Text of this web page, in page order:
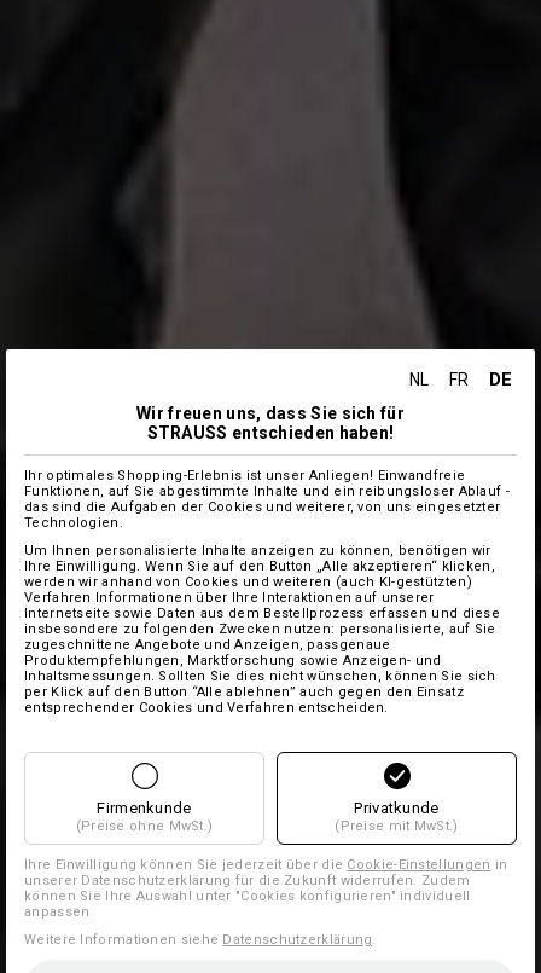
NL FR DE
Wir freuen uns, dass Sie sich für
STRAUSS entschieden haben!
Ihr optimales Shopping-Erlebnis ist unser Anliegen! Einwandfreie
Funktionen, auf Sie abgestimmte Inhalte und ein reibungsloser Ablauf -
das sind die Aufgaben der Cookies und weiterer, von uns eingesetzter
Technologien.
Um Ihnen personalisierte Inhalte anzeigen zu können, benötigen wir
Ihre Einwilligung. Wenn Sie auf den Button „Alle akzeptieren“ klicken,
werden wir anhand von Cookies und weiteren (auch KI-gestützten)
Verfahren Informationen über Ihre Interaktionen auf unserer
Internetseite sowie Daten aus dem Bestellprozess erfassen und diese
insbesondere zu folgenden Zwecken nutzen: personalisierte, auf Sie
zugeschnittene Angebote und Anzeigen, passgenaue
Produktempfehlungen, Marktforschung sowie Anzeigen- und
Inhaltsmessungen. Sollten Sie dies nicht wünschen, können Sie sich
per Klick auf den Button “Alle ablehnen” auch gegen den Einsatz
entsprechender Cookies und Verfahren entscheiden.
Firmenkunde
(Preise ohne MwSt.)
Privatkunde
(Preise mit MwSt.)
Ihre Einwilligung können Sie jederzeit über die Cookie-Einstellungen in
unserer Datenschutzerklärung für die Zukunft widerrufen. Zudem
können Sie Ihre Auswahl unter "Cookies konfigurieren" individuell
anpassen
Weitere Informationen siehe Datenschutzerklärung.